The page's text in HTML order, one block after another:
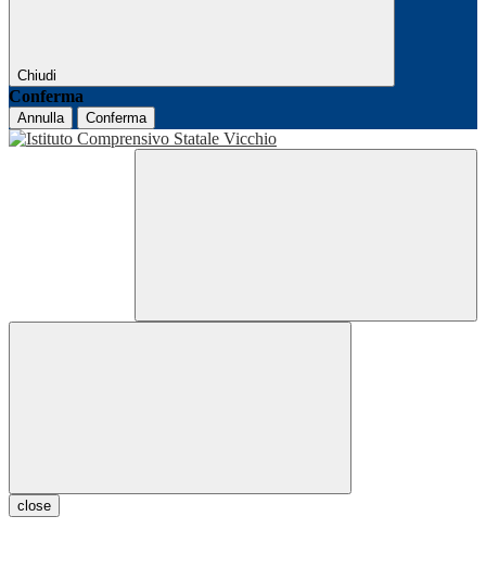
Chiudi
Conferma
Annulla Conferma
close